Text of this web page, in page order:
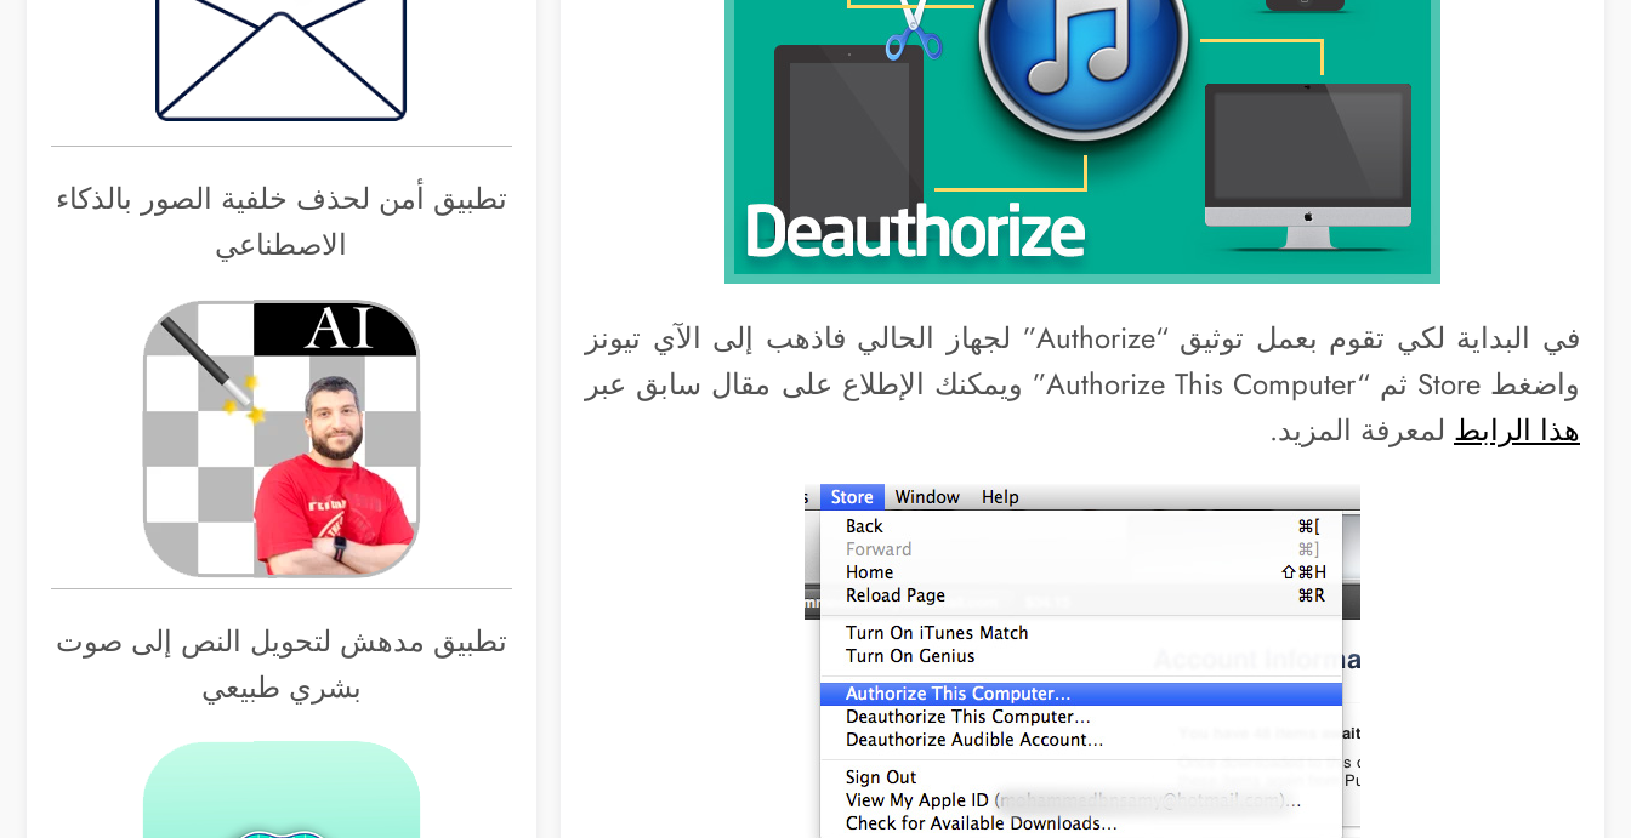
في البداية لكي تقوم بعمل توثيق “Authorize” لجهاز الحالي فاذهب إلى الآي تيونز
واضغط Store ثم “Authorize This Computer” ويمكنك الإطلاع على مقال سابق عبر
هذا الرابط لمعرفة المزيد.
تطبيق أمن لحذف خلفية الصور بالذكاء
الاصطناعي
تطبيق مدهش لتحويل النص إلى صوت
بشري طبيعي